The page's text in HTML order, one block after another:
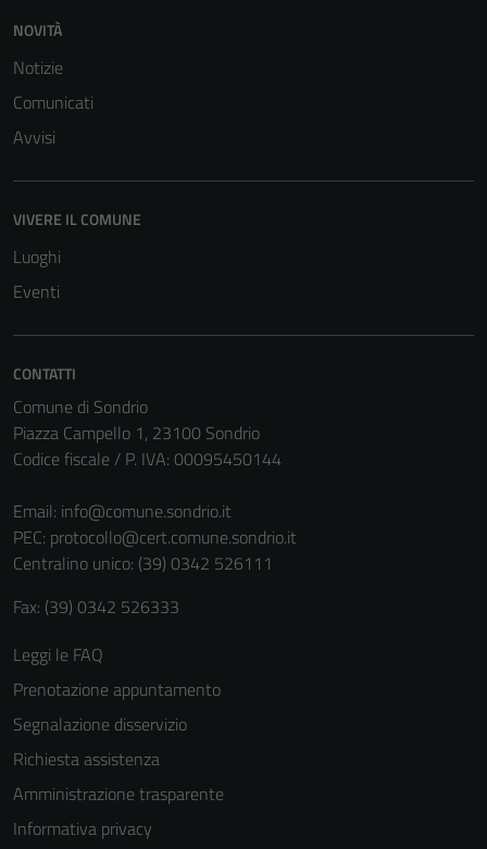
NOVITÀ
Notizie
Comunicati
Avvisi
VIVERE IL COMUNE
Luoghi
Eventi
CONTATTI
Comune di Sondrio
Piazza Campello 1, 23100 Sondrio
Codice fiscale / P. IVA: 00095450144
Email: info@comune.sondrio.it
PEC: protocollo@cert.comune.sondrio.it
Centralino unico: (39) 0342 526111
Fax: (39) 0342 526333
Leggi le FAQ
Prenotazione appuntamento
Segnalazione disservizio
Richiesta assistenza
Amministrazione trasparente
Informativa privacy